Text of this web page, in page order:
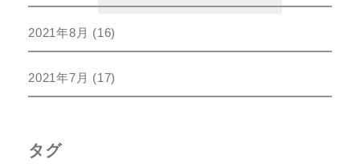
2021年8月 (16)
2021年7月 (17)
タグ